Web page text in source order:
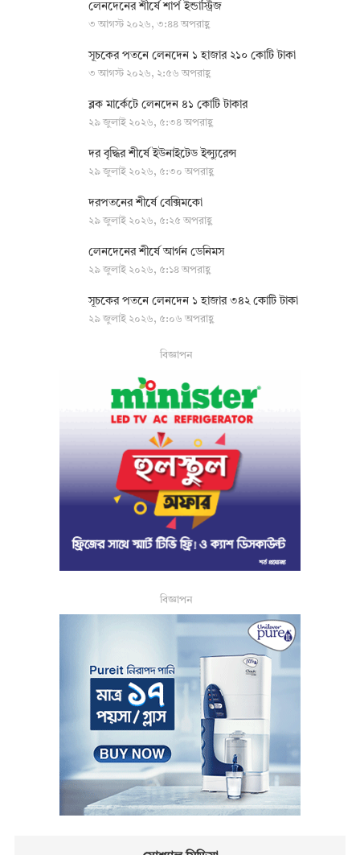
লেনদেনের শীর্ষে শার্প ইন্ডাস্ট্রিজ
৩ আগস্ট ২০২৬, ৩:৪৪ অপরাহ্ণ
সূচকের পতনে লেনদেন ১ হাজার ২১০ কোটি টাকা
৩ আগস্ট ২০২৬, ২:৫৬ অপরাহ্ণ
ব্লক মার্কেটে লেনদেন ৪১ কোটি টাকার
২৯ জুলাই ২০২৬, ৫:৩৪ অপরাহ্ণ
দর বৃদ্ধির শীর্ষে ইউনাইটেড ইন্স্যুরেন্স
২৯ জুলাই ২০২৬, ৫:৩০ অপরাহ্ণ
দরপতনের শীর্ষে বেক্সিমকো
২৯ জুলাই ২০২৬, ৫:২৫ অপরাহ্ণ
লেনদেনের শীর্ষে আর্গন ডেনিমস
২৯ জুলাই ২০২৬, ৫:১৪ অপরাহ্ণ
সূচকের পতনে লেনদেন ১ হাজার ৩৪২ কোটি টাকা
২৯ জুলাই ২০২৬, ৫:০৬ অপরাহ্ণ
বিজ্ঞাপন
বিজ্ঞাপন